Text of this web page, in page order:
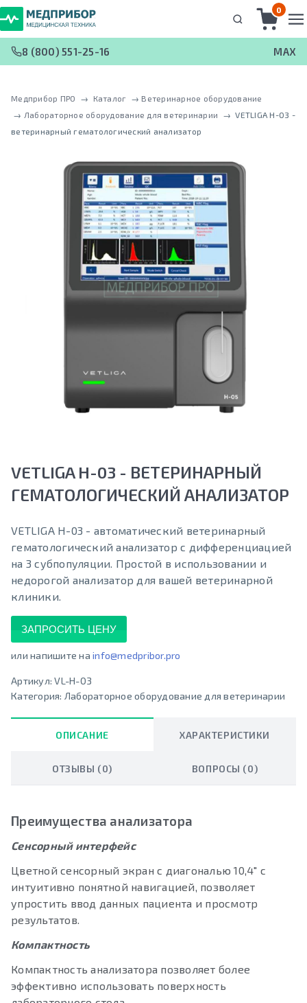
0
8 (800) 551-25-16 MAX
Медприбор ПРО → Каталог → Ветеринарное оборудование
→ Лабораторное оборудование для ветеринарии → VETLIGA H-03 -
ветеринарный гематологический анализатор
VETLIGA H-03 - ВЕТЕРИНАРНЫЙ
ГЕМАТОЛОГИЧЕСКИЙ АНАЛИЗАТОР
VETLIGA H-03 - автоматический ветеринарный
гематологический анализатор с дифференциацией
на 3 субпопуляции. Простой в использовании и
недорогой анализатор для вашей ветеринарной
клиники.
ЗАПРОСИТЬ ЦЕНУ
или напишите на info@medpribor.pro
Артикул:VL-H-03
Категория: Лабораторное оборудование для ветеринарии
ОПИСАНИЕ ХАРАКТЕРИСТИКИ
ОТЗЫВЫ (0) ВОПРОСЫ (0)
Преимущества анализатора
Сенсорный интерфейс
Цветной сенсорный экран с диагональю 10,4″ с
интуитивно понятной навигацией, позволяет
упростить ввод данных пациента и просмотр
результатов.
Компактность
Компактность анализатора позволяет более
эффективно использовать поверхность